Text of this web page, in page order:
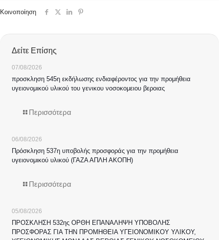
Κοινοποίηση
Δείτε Επίσης
07/08/2026
προσκληση 545η εκδήλωσης ενδιαφέροντος για την προμήθεια
υγειονομικού υλικού του γενικου νοσοκομειου βεροιας
Περισσότερα
06/08/2026
Πρόσκληση 537η υποβολής προσφοράς για την προμήθεια
υγειονομικού υλικού (ΓΑΖΑ ΑΠΛΗ ΑΚΟΠΗ)
Περισσότερα
05/08/2026
ΠΡΟΣΚΛΗΣΗ 532ης ΟΡΘΗ ΕΠΑΝΑΛΗΨΗ ΥΠΟΒΟΛΗΣ
ΠΡΟΣΦΟΡΑΣ ΓΙΑ ΤΗΝ ΠΡΟΜΗΘΕΙΑ ΥΓΕΙΟΝΟΜΙΚΟΥ ΥΛΙΚΟΥ,